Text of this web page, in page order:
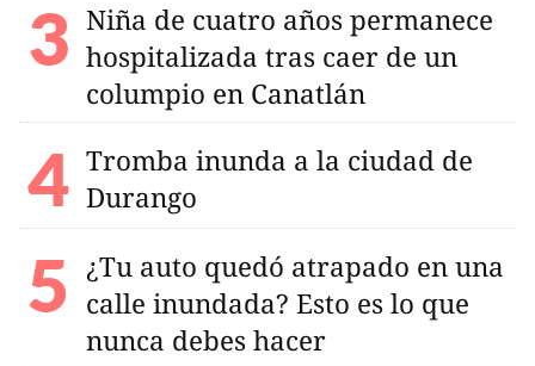
Niña de cuatro años permanece
hospitalizada tras caer de un
columpio en Canatlán
Tromba inunda a la ciudad de
Durango
¿Tu auto quedó atrapado en una
calle inundada? Esto es lo que
nunca debes hacer